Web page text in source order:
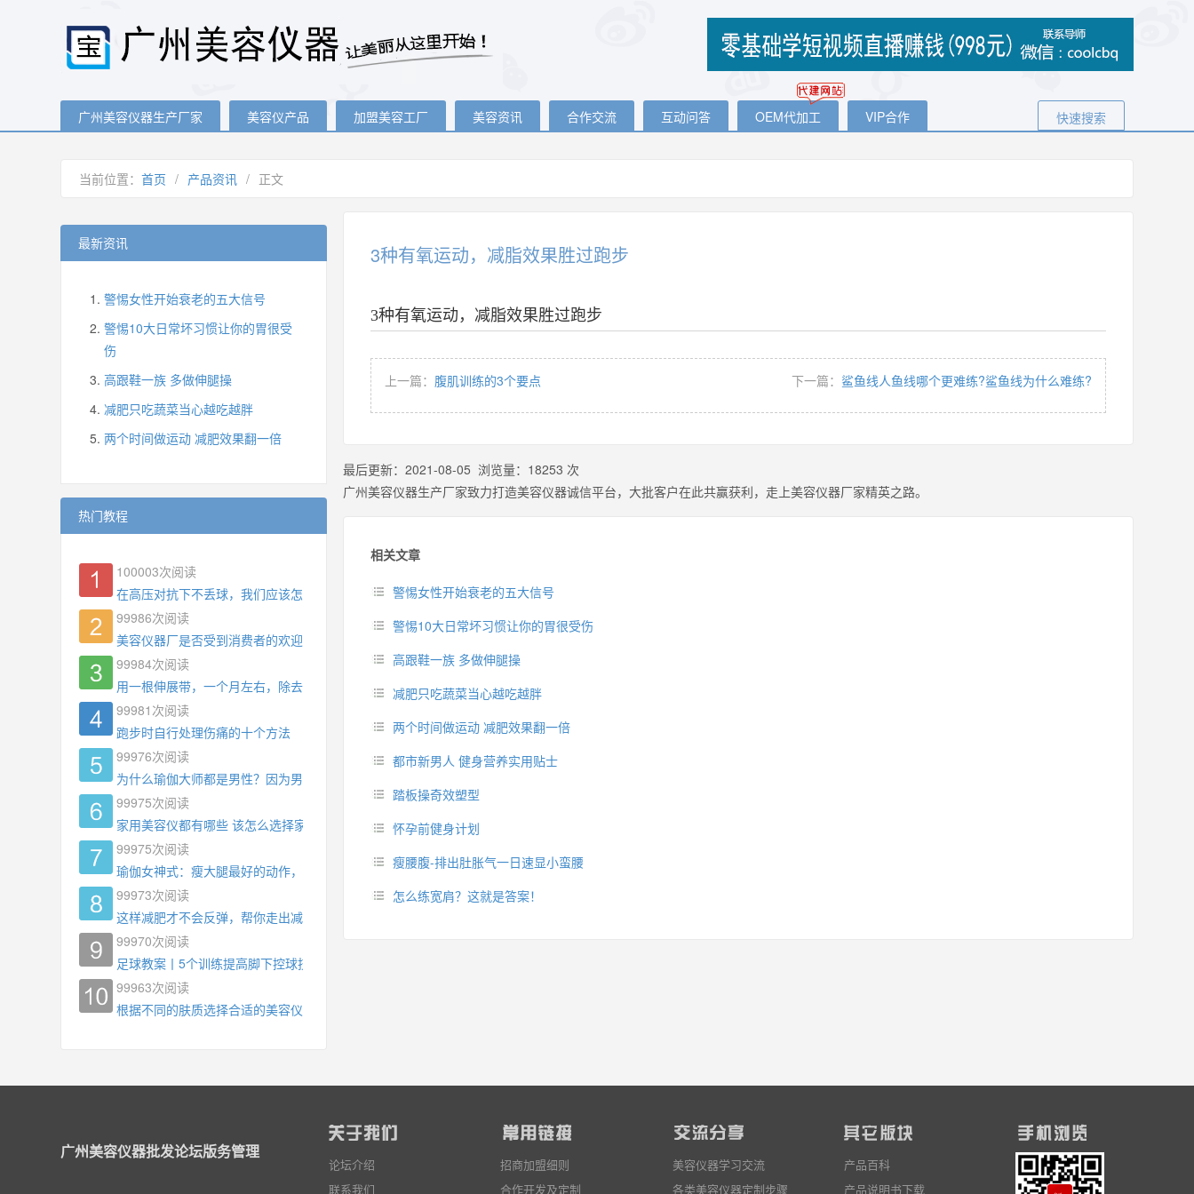
广州美容仪器生产厂家 美容仪产品 加盟美容工厂 美容资讯 合作交流 互动问答 OEM代加工 VIP合作 快速搜索
当前位置： 首页 / 产品资讯 / 正文
3种有氧运动，减脂效果胜过跑步
3种有氧运动，减脂效果胜过跑步
上一篇： 腹肌训练的3个要点 下一篇： 鲨鱼线人鱼线哪个更难练?鲨鱼线为什么难练?
最后更新： 2021-08-05 浏览量： 18253 次
广州美容仪器生产厂家致力打造美容仪器诚信平台，大批客户在此共赢获利，走上美容仪器厂家精英之路。
相关文章
警惕女性开始衰老的五大信号
警惕10大日常坏习惯让你的胃很受伤
高跟鞋一族 多做伸腿操
减肥只吃蔬菜当心越吃越胖
两个时间做运动 减肥效果翻一倍
都市新男人 健身营养实用贴士
踏板操奇效塑型
怀孕前健身计划
瘦腰腹-排出肚胀气一日速显小蛮腰
怎么练宽肩？这就是答案！
最新资讯
警惕女性开始衰老的五大信号
警惕10大日常坏习惯让你的胃很受
伤
高跟鞋一族 多做伸腿操
减肥只吃蔬菜当心越吃越胖
两个时间做运动 减肥效果翻一倍
热门教程
100003次阅读
在高压对抗下不丢球，我们应该怎么练?
99986次阅读
美容仪器厂是否受到消费者的欢迎
99984次阅读
用一根伸展带，一个月左右，除去了手臂拜拜肉，背也变薄了
99981 次阅读
跑步时自行处理伤痛的十个方法
99976次阅读
为什么瑜伽大师都是男性？因为男权，让女性失去同等的机会
99975次阅读
家用美容仪都有哪些 该怎么选择家用美容仪
99975次阅读
瑜伽女神式：瘦大腿最好的动作，没有之一，为什么你练了没效果？
99973次阅读
这样减肥才不会反弹，帮你走出减肥瓶颈
99970次阅读
足球教案丨5个训练提高脚下控球技术
99963次阅读
根据不同的肤质选择合适的美容仪器
广州美容仪器批发论坛版务管理
论坛介绍
联系我们
招商加盟细则
合作开发及定制
美容仪器学习交流
各类美容仪器定制步骤
产品百科
产品说明书下载